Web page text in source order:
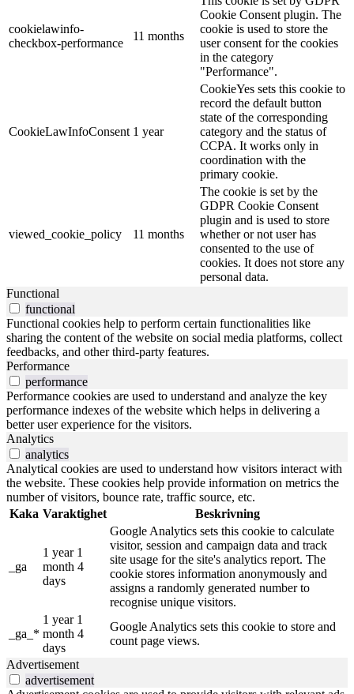
cookielawinfo-
checkbox-performance
11 months
Cookie Consent plugin. The
cookie is used to store the
user consent for the cookies
in the category
"Performance".
CookieLawInfoConsent 1 year
CookieYes sets this cookie to
record the default button
state of the corresponding
category and the status of
CCPA. It works only in
coordination with the
primary cookie.
viewed_cookie_policy 11 months
The cookie is set by the
GDPR Cookie Consent
plugin and is used to store
whether or not user has
consented to the use of
cookies. It does not store any
personal data.
Functional
functional
Functional cookies help to perform certain functionalities like
sharing the content of the website on social media platforms, collect
feedbacks, and other third-party features.
Performance
performance
Performance cookies are used to understand and analyze the key
performance indexes of the website which helps in delivering a
better user experience for the visitors.
Analytics
analytics
Analytical cookies are used to understand how visitors interact with
the website. These cookies help provide information on metrics the
number of visitors, bounce rate, traffic source, etc.
Kaka Varaktighet Beskrivning
_ga
1 year 1
month 4
days
Google Analytics sets this cookie to calculate
visitor, session and campaign data and track
site usage for the site's analytics report. The
cookie stores information anonymously and
assigns a randomly generated number to
recognise unique visitors.
_ga_*
1 year 1
month 4
days
Google Analytics sets this cookie to store and
count page views.
Advertisement
advertisement